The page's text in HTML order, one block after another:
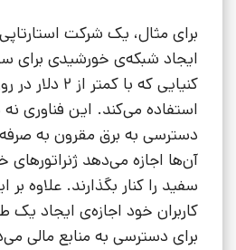
برای مثال، یک شرکت
ایجاد شبکه‌ی خورشیدی برای
کنیایی که با
استفاده می‌کند. این فناوری نه
دسترسی به برق مقرون به
آن‌ها اجازه می‌دهد
سفید را کنار بگذارند. علاوه بر
کاربران خود اجازه‌ی ایجاد یک
برای دسترسی به منابع مالی